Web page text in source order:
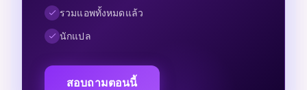
รวมแอพทั้งหมดแล้ว
นักแปล
สอบถามตอนนี้